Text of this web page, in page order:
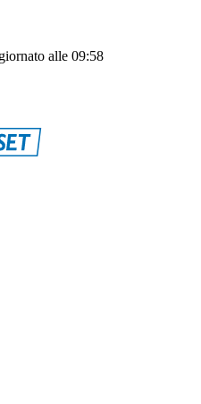
alle 09:58